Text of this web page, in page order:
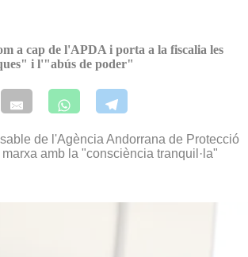
a cap de l'APDA i porta a la fiscalia les
i l'"abús de poder"
de l'Agència Andorrana de Protecció
amb la "consciència tranquil·la"